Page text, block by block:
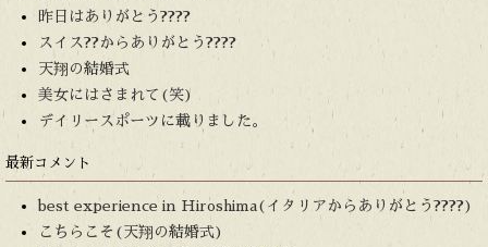
昨日はありがとう????
スイス??からありがとう????
天翔の結婚式
美女にはさまれて(笑)
デイリースポーツに載りました。
最新コメント
best experience in Hiroshima(イタリアからありがとう????)
こちらこそ(天翔の結婚式)